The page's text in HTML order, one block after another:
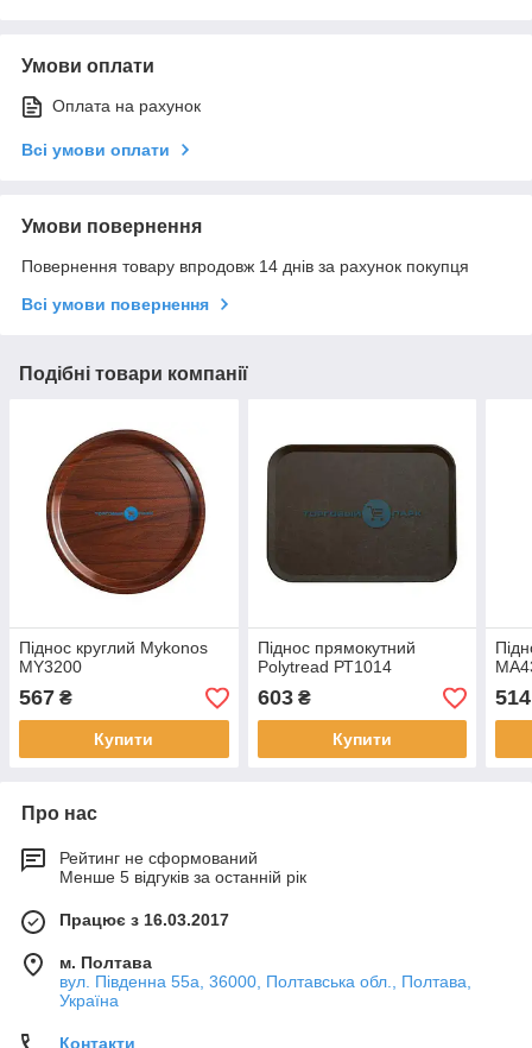
Умови оплати
Оплата на рахунок
Всі умови оплати
Умови повернення
Повернення товару впродовж 14 днів за рахунок покупця
Всі умови повернення
Подібні товари компанії
Піднос круглий Mykonos
MY3200
567 ₴
Купити
Піднос прямокутний
Polytread РТ1014
603₴
Купити
514
Про нас
Рейтинг не сформований
Менше 5 відгуків за останній рік
Працює з 16.03.2017
м. Полтава
вул. Південна 55а, 36000, Полтавська обл., Полтава,
Україна
Контакти